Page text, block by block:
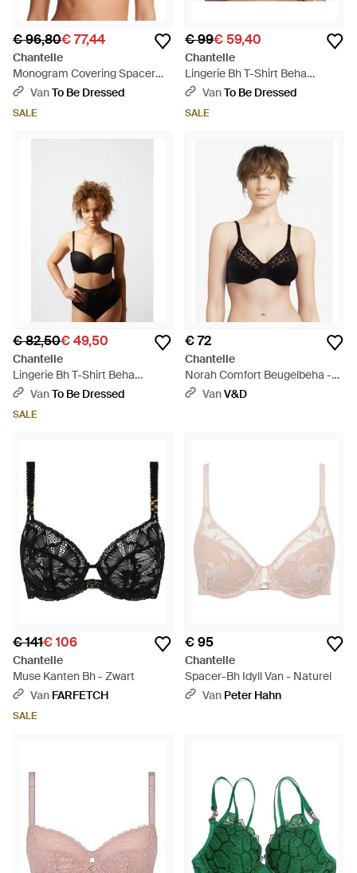
€ 96,80€ 77,44
Chantelle
Monogram Covering Spacer
Bra - Wit
VanTo Be Dressed
SALE
€ 99€ 59,40
Chantelle
Lingerie Bh T-Shirt Beha
Uitgesneden - Blauw
VanTo Be Dressed
SALE
€ 82,50€ 49,50
Chantelle
Lingerie Bh T-Shirt Beha
Bandeau Beha - Zwart
VanTo Be Dressed
SALE
€ 72
Chantelle
Norah Comfort Beugelbeha -
Zwart
VanV&D
€ 141€ 106
Chantelle
Muse Kanten Bh - Zwart
Van FARFETCH
SALE
€ 95
Chantelle
Spacer-Bh Idyll Van - Naturel
Van Peter Hahn